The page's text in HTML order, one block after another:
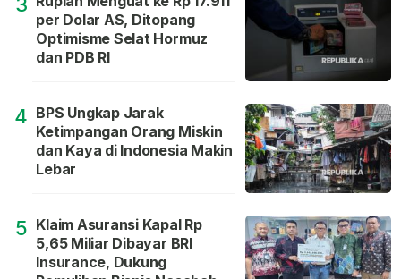
3
per Dolar AS, Ditopang
Optimisme Selat Hormuz
dan PDB RI
4 BPS Ungkap Jarak
Ketimpangan Orang Miskin
dan Kaya di Indonesia Makin
Lebar
5 Klaim Asuransi Kapal Rp
5,65 Miliar Dibayar BRI
Insurance, Dukung